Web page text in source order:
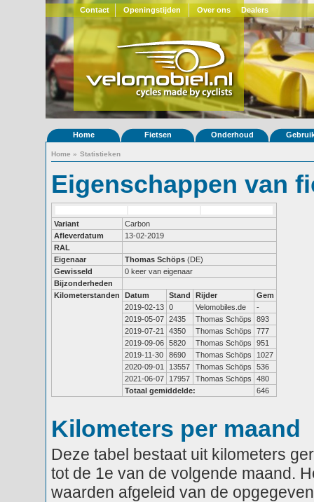
Contact Openingstijden Over ons Dealers
Home Fietsen Onderhoud
Home » Statistieken
Eigenschappen van
Variant
Carbon
Afleverdatum
13-02-2019
RAL
Eigenaar
Thomas Schöps (DE)
Gewisseld
0 keer van eigenaar
Bijzonderheden
Kilometerstanden
Datum Stand Rijder
Gem
2019-02-13 0 Velomobiles.de
-
2019-05-07 2435 Thomas Schöps
893
2019-07-21
4350 Thomas Schöps
777
2019-09-06 5820 Thomas Schöps
951
2019-11-30
8690 Thomas Schöps
1027
2020-09-01
13557 Thomas Schöps
536
2021-06-07
17957 Thomas Schöps
480
Totaal gemiddelde:
646
Kilometers per maand
Deze tabel bestaat uit kilometers
tot de 1e van de volgende maand.
waarden afgeleid van de